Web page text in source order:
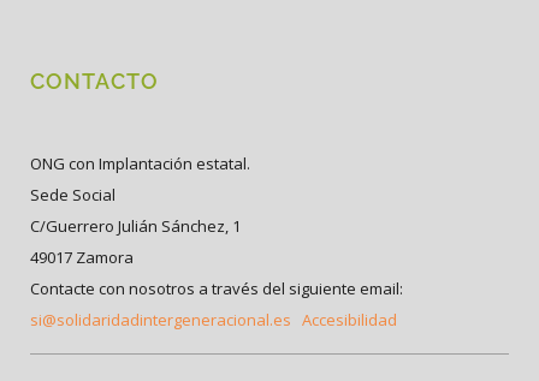
CONTACTO
ONG con Implantación estatal.
Sede Social
C/Guerrero Julián Sánchez, 1
49017 Zamora
Contacte con nosotros a través del siguiente email:
si@solidaridadintergeneracional.es Accesibilidad